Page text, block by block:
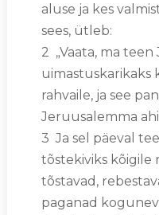
aluse ja kes
sees, ütleb:
2 „Vaata, ma
uimastuskarikaks
rahvaile, ja see
Jeruusalemma
3 Ja sel päeval
tõstekiviks kõigile
tõstavad,
paganad